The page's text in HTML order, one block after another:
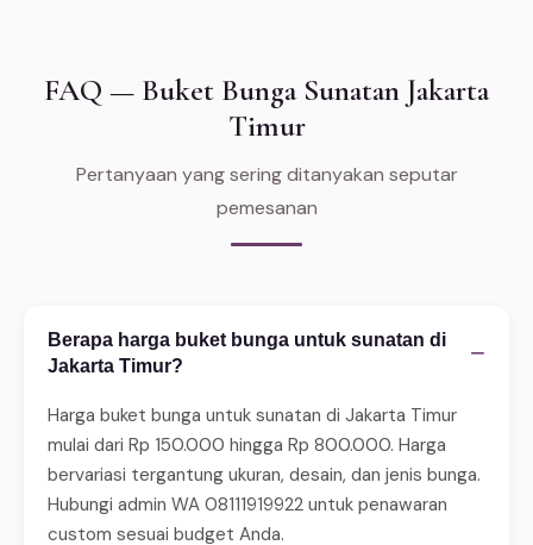
FAQ — Buket Bunga Sunatan Jakarta
Timur
Pertanyaan yang sering ditanyakan seputar
pemesanan
Berapa harga buket bunga untuk sunatan di
Jakarta Timur?
−
Harga buket bunga untuk sunatan di Jakarta Timur
mulai dari Rp 150.000 hingga Rp 800.000. Harga
bervariasi tergantung ukuran, desain, dan jenis bunga.
Hubungi admin WA 08111919922 untuk penawaran
custom sesuai budget Anda.